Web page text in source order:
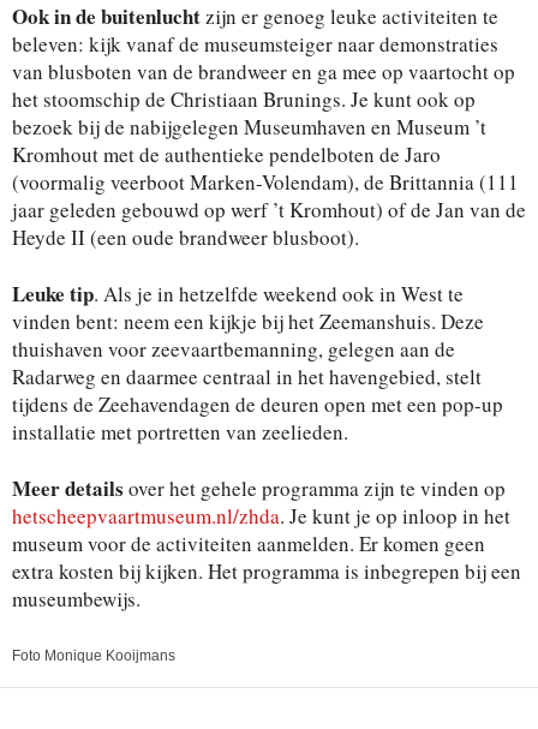
Ook in de buitenluchtzijn er genoeg leuke activiteiten te
beleven: kijk vanaf de museumsteiger naar demonstraties
van blusboten van de brandweer en ga mee op vaartocht op
het stoomschip de Christiaan Brunings. Je kunt ook op
bezoek bij de nabijgelegen Museumhaven en Museum ’t
Kromhout met de authentieke pendelboten de Jaro
(voormalig veerboot Marken-Volendam), de Brittannia (111
jaar geleden gebouwd op werf ’t Kromhout) of de Jan van de
Heyde II (een oude brandweer blusboot).
Leuke tip. Als je in hetzelfde weekend ook in West te
vinden bent: neem een kijkje bij het Zeemanshuis. Deze
thuishaven voor zeevaartbemanning, gelegen aan de
Radarweg en daarmee centraal in het havengebied, stelt
tijdens de Zeehavendagen de deuren open met een pop-up
installatie met portretten van zeelieden.
Meer details over het gehele programma zijn te vinden op
hetscheepvaartmuseum.nl/zhda. Je kunt je op inloop in het
museum voor de activiteiten aanmelden. Er komen geen
extra kosten bij kijken. Het programma is inbegrepen bij een
museumbewijs.
Foto Monique Kooijmans